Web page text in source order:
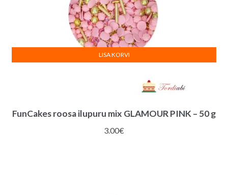
FunCakes roosa ilupuru mix GLAMOUR PINK – 50 g
3.00€
LISA KORVI